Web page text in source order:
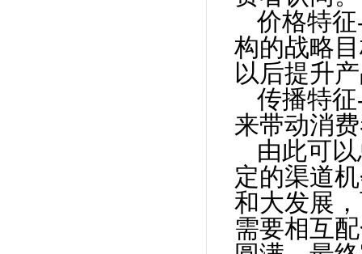
价格特征
构的战略
以后提升
传播特征
来带动消
由此可
定的渠道
和大发展
需要相互